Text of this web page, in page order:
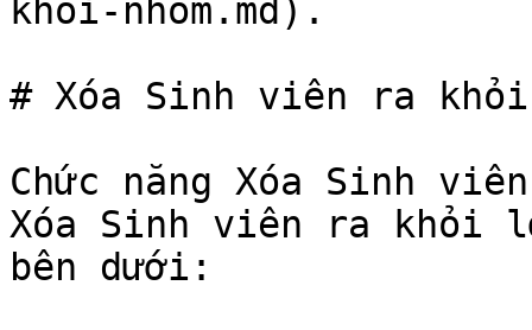
khoi-nhom.md).
# Xóa Sinh viên ra khỏi
Chức năng Xóa Sinh
Xóa Sinh viên ra
bên dưới: